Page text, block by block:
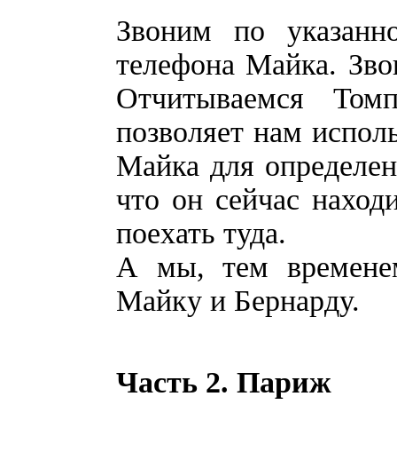
Звоним по
телефона Майка.
Отчитываемся
позволяет нам
Майка для
что он сейчас
поехать туда.
А мы, тем
Майку и Бернарду.
Часть 2. Париж